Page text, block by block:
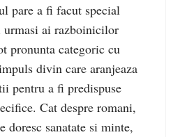
pare a fi facut special
ai razboinicilor
pronunta categoric cu
divin care aranjeaza
pentru a fi predispuse
Cat despre romani,
doresc sanatate si minte,